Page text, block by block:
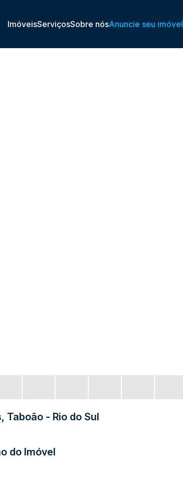
Anuncie seu imóvel
Sobre nós
Serviços
Imóveis
Taboão - Rio do Sul
do Imóvel